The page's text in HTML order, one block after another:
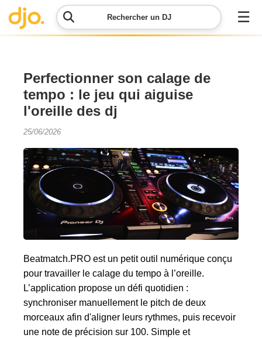
Rechercher un DJ ☰
Menu
Contacter
DJO
ma
demande
Simulateur
de prix
Perfectionner son calage de
tempo : le jeu qui aiguise
l'oreille des dj
25/06/2026
Beatmatch.PRO est un petit outil numérique conçu
pour travailler le calage du tempo à l’oreille.
L’application propose un défi quotidien :
synchroniser manuellement le pitch de deux
morceaux afin d'aligner leurs rythmes, puis recevoir
une note de précision sur 100. Simple et